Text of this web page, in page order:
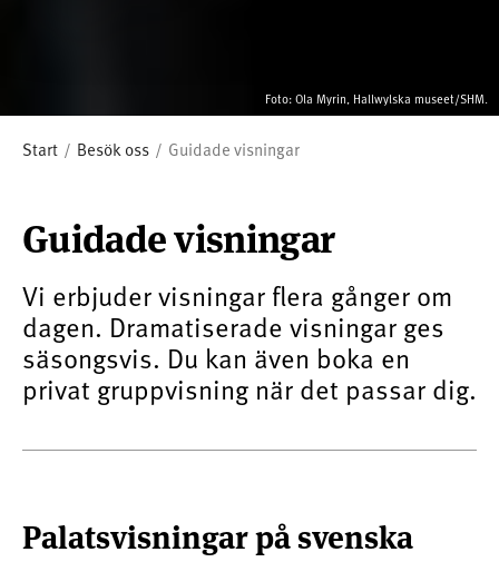
Foto: Ola Myrin, Hallwylska museet/SHM.
Start Besök oss Guidade visningar
Guidade visningar
Vi erbjuder visningar flera gånger om
dagen. Dramatiserade visningar ges
säsongsvis. Du kan även boka en
privat gruppvisning när det passar dig.
Palatsvisningar på svenska